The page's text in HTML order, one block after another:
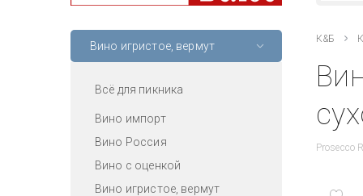
Вино игристое, вермут
Всё для пикника
Вино импорт
Вино Россия
Вино с оценкой
Вино игристое, вермут
К&Б
Prosecco